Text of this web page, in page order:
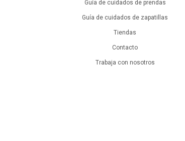
Guía de cuidados de prendas
Guía de cuidados de zapatillas
Tiendas
Contacto
Trabaja con nosotros